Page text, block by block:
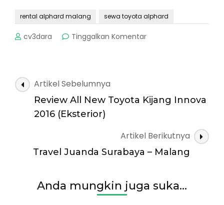
rental alphard malang sewa toyota alphard
cv3dara Tinggalkan Komentarpada
dengan
Navigasi
Artikel
Artikel Sebelumnya
Review All New Toyota Kijang Innova
2016 (Eksterior)
Artikel Berikutnya
Travel Juanda Surabaya – Malang
Anda mungkin juga suka...